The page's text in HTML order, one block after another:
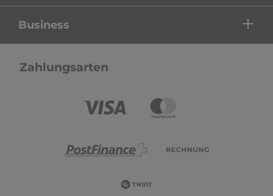
Business
Zahlungsarten